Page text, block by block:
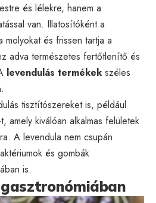
és lélekre, hanem a
van. Illatosítóként a
molyokat és frissen tartja a
adva természetes fertőtlenítő és
levendulás termékek széles
tisztítószereket is, például
amely kiválóan alkalmas felületek
A levendula nem csupán
és gombák
is.